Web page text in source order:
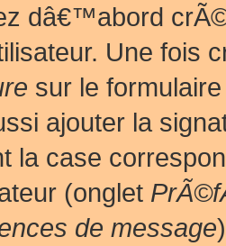
dâ€™abord
Une fois
sur le
ajouter la
la case
(onglet
de message